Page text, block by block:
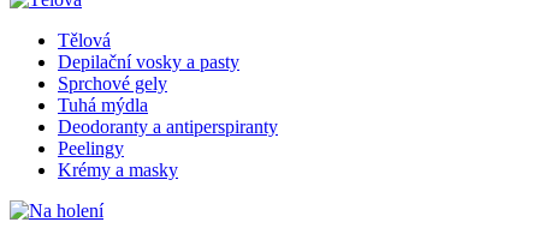
Tělová
Depilační vosky a pasty
Sprchové gely
Tuhá mýdla
Deodoranty a antiperspiranty
Peelingy
Krémy a masky